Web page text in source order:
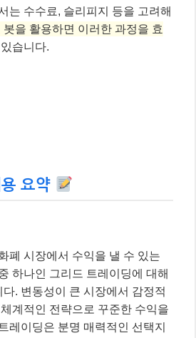
는 수수료, 슬리피지 등을 고려해
봇을 활용하면 이러한 과정을 효
습니다.
요약
폐 시장에서 수익을 낼 수 있는
하나인 그리드 트레이딩에 대해
. 변동성이 큰 시장에서 감정적
계적인 전략으로 꾸준한 수익을
레이딩은 분명 매력적인 선택지